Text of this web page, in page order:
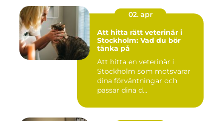
02. apr
Att hitta rätt veterinär i
Stockholm: Vad du bör
tänka på
Att hitta en veterinär i
Stockholm som motsvarar
dina förväntningar och
passar dina d...